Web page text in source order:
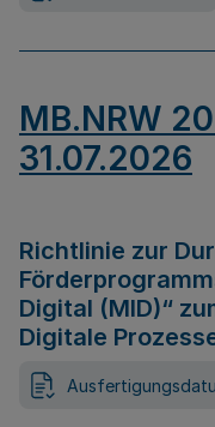
MB.NRW
31.07.2026
Richtlinie zur
Digital (MID)“
Digitale